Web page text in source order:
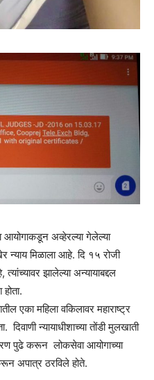
आयोगाकडून अव्हेरल्या गेलेल्या
न्याय मिळाला आहे. दि १५ रोजी
झालेल्या अन्यायाबद्दल
एका महिला वकिलावर महाराष्ट्र
न्यायाधीशाच्या तोंडी मुलखाती
पुढे करून लोकसेवा आयोगाच्या
अपात्र ठरविले होते.